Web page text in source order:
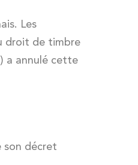
Les
droit de timbre
a annulé cette
son décret